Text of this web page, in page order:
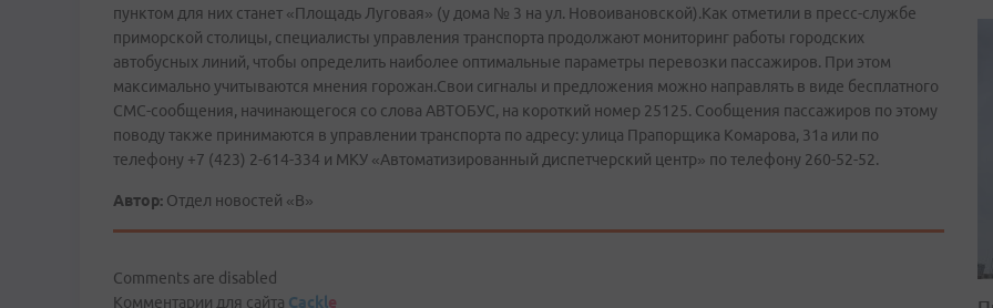
пунктом для них станет «Площадь Луговая» (у дома № 3 на ул. Новоивановской).Как отметили в пресс-службе
приморской столицы, специалисты управления транспорта продолжают мониторинг работы городских
автобусных линий, чтобы определить наиболее оптимальные параметры перевозки пассажиров. При этом
максимально учитываются мнения горожан.Свои сигналы и предложения можно направлять в виде бесплатного
СМС-сообщения, начинающегося со слова АВТОБУС, на короткий номер 25125. Сообщения пассажиров по этому
поводу также принимаются в управлении транспорта по адресу: улица Прапорщика Комарова, 31а или по
телефону +7 (423) 2-614-334 и МКУ «Автоматизированный диспетчерский центр» по телефону 260-52-52.
Автор: Отдел новостей «В»
Comments are disabled
Комментарии для сайта Cackle